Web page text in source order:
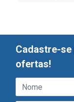
Cadastre-
ofertas!